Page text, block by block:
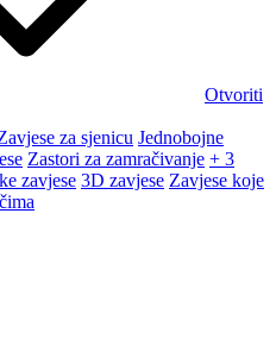
Otvoriti
za sjenicu Jednobojne
Zastori za zamračivanje + 3
zavjese 3D zavjese Zavjese koje